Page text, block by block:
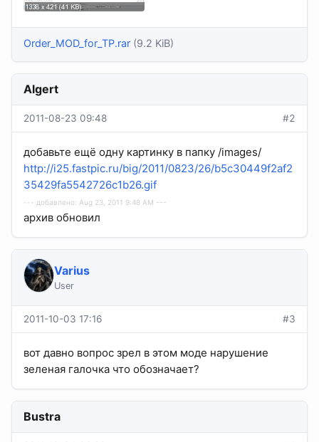
Order_MOD_for_TP.rar (9.2 KiB)
Algert
2011-08-23 09:48 #2
добавьте ещё одну картинку в папку /images/
http://i25.fastpic.ru/big/2011/0823/26/b5c30449f2af2
35429fa5542726c1b26.gif
--- добавлено: Aug 23, 2011 9:48 AM ---
архив обновил
Varius
User
2011-10-03 17:16 #3
вот давно вопрос зрел в этом моде нарушение
зеленая галочка что обозначает?
Bustra